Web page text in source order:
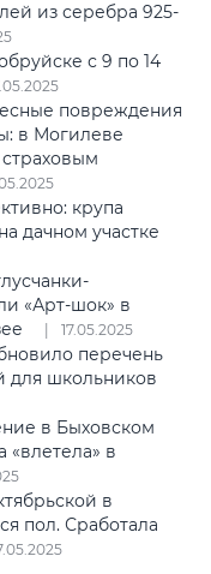
из серебра 925-
с 9 по 14
повреждения
в Могилеве
крупа
дачном участке
«Арт-шок» в
17.05.2025
перечень
для школьников
в Быховском
«влетела» в
в
пол. Сработала